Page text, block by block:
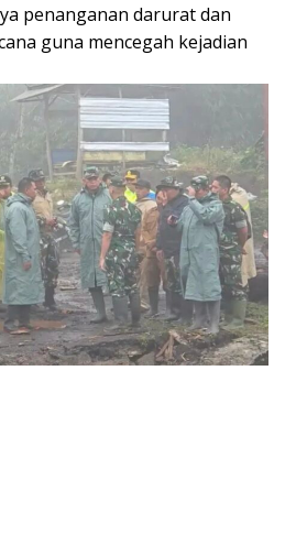
penanganan darurat dan
guna mencegah kejadian